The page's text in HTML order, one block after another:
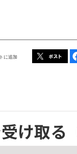
に追加
け取る